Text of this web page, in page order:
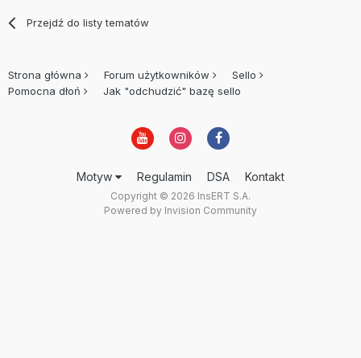
Przejdź do listy tematów
Strona główna Forum użytkowników
Sello
Pomocna dłoń
Jak "odchudzić" bazę sello
Motyw Regulamin DSA Kontakt
Copyright © 2026 InsERT S.A.
Powered by Invision Community